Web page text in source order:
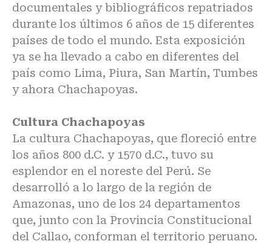
documentales y bibliográficos repatriados
durante los últimos 6 años de 15 diferentes
países de todo el mundo. Esta exposición
ya se ha llevado a cabo en diferentes del
país como Lima, Piura, San Martín, Tumbes
y ahora Chachapoyas.
Cultura Chachapoyas
La cultura Chachapoyas, que floreció entre
los años 800 d.C. y 1570 d.C., tuvo su
esplendor en el noreste del Perú. Se
desarrolló a lo largo de la región de
Amazonas, uno de los 24 departamentos
que, junto con la Provincia Constitucional
del Callao, conforman el territorio peruano.